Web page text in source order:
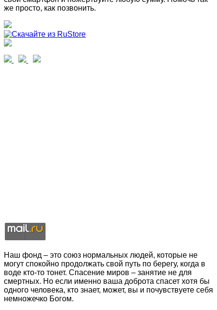
же просто, как позвонить.
Наш фонд – это союз нормальных людей, которые не
могут спокойно продолжать свой путь по берегу, когда в
воде кто-то тонет. Спасение миров – занятие не для
смертных. Но если именно ваша доброта спасет хотя бы
одного человека, кто знает, может, вы и почувствуете себя
немножечко Богом.